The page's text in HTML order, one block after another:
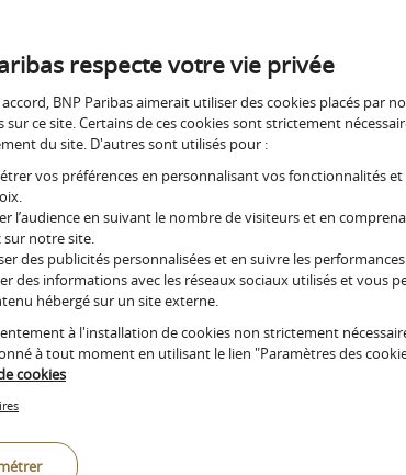
et de
patrimoine financier est supérieur à 5
vie, PEA, etc.). À
Gestion de Fortune
Gestion
dédiée
respecte votre vie privée
BNP Paribas aimerait utiliser des cookies placés par
sur ce site. Certains de ces cookies sont strictement
du site. D'autres sont utilisés pour :
vos préférences en personnalisant vos fonctionnalités
l’audience en suivant le nombre de visiteurs et en
sur notre site.
des publicités personnalisées et en suivre les
des informations avec les réseaux sociaux utilisés et vous
hébergé sur un site externe.
à l'installation de cookies non strictement
à tout moment en utilisant le lien "Paramètres des
cookies